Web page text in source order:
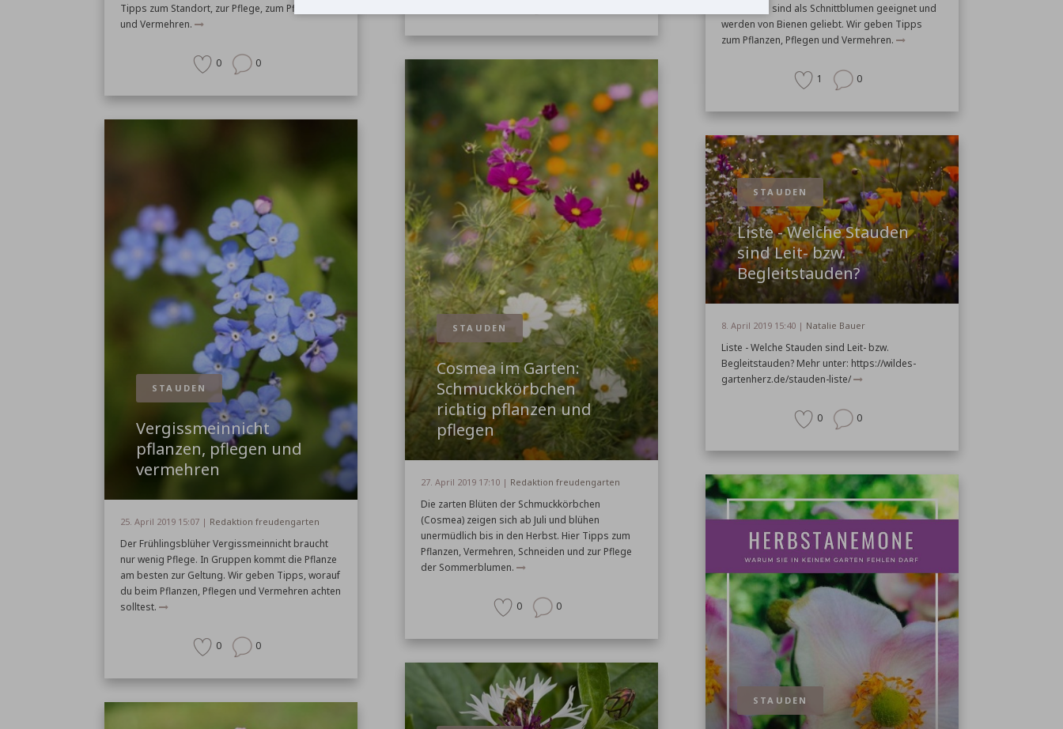
Tipps zum Standort, zur Pflege, zum Pflanzen
und Vermehren.
0 0
STAUDEN
Vergissmeinnicht
pflanzen, pflegen und
vermehren
25. April 2019 15:07 | Redaktion freudengarten
Der Frühlingsblüher Vergissmeinnicht braucht
nur wenig Pflege. In Gruppen kommt die Pflanze
am besten zur Geltung. Wir geben Tipps, worauf
du beim Pflanzen, Pflegen und Vermehren achten
solltest.
0 0
STAUDEN
Cosmea im Garten:
Schmuckkörbchen
richtig pflanzen und
pflegen
27. April 2019 17:10 | Redaktion freudengarten
Die zarten Blüten der Schmuckkörbchen
(Cosmea) zeigen sich ab Juli und blühen
unermüdlich bis in den Herbst. Hier Tipps zum
Pflanzen, Vermehren, Schneiden und zur Pflege
der Sommerblumen.
0 0
Bartnelken sind als Schnittblumen geeignet und
werden von Bienen geliebt. Wir geben Tipps
zum Pflanzen, Pflegen und Vermehren.
1 0
STAUDEN
Liste - Welche Stauden
sind Leit- bzw.
Begleitstauden?
8. April 2019 15:40 | Natalie Bauer
Liste - Welche Stauden sind Leit- bzw.
Begleitstauden? Mehr unter: https://wildes-
gartenherz.de/stauden-liste/
0 0
STAUDEN